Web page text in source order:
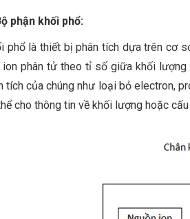
phận khối phổ:
phổ là thiết bị phân tích dựa trên cơ
ion phân tử theo tỉ số giữa khối
tích của chúng như loại bỏ electron,
cho thông tin về khối lượng hoặc